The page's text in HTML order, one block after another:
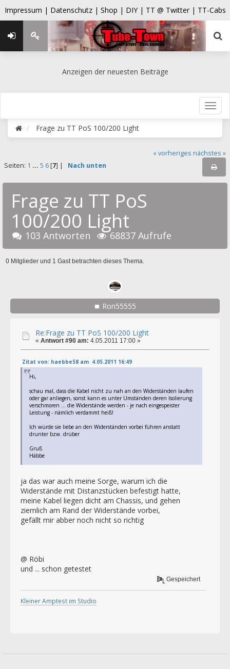
Impressum | Datenschutz | Shop | DIY | TT @ Twitter | TT-Cabs
Anzeigen der neuesten Beiträge
Frage zu TT PoS 100/200 Light
« vorheriges nächstes »
Seiten: 1 ... 5 6[7] | Nach unten
Frage zu TT PoS
100/200 Light
103 Antworten 68837 Aufrufe
0 Mitglieder und 1 Gast betrachten dieses Thema.
Ron55555
Re:Frage zu TT PoS 100/200 Light
« Antwort #90 am: 4.05.2011 17:00 »
Zitat von: haebbe58 am 4.05.2011 16:49
Hi,
schau mal, dass die Kabel nicht zu nah an den Widerständen laufen
oder gar anliegen, sonst kann es unter Umständen deren Isolierung
verschmoren ... die Widerstände werden - je nach eingespeister
Leistung - nämlich verdammt heiß!
Ich würde sie liebe an den Widerständen vorbei führen anstatt
drunter bzw. drüber
Gruß
Häbbe
ja das war auch meine Sorge, warum ich die
Widerstände mit Distanzstücken befestigt hatte,
meine Kabel liegen dicht am Chassis, und gehen
ziemlich am Rand der Widerstände vorbei,
gefällt mir abber noch nicht so richtig
@ Röbi
und ... schon getestet
Gespeichert
Kleiner Amptest im Studio